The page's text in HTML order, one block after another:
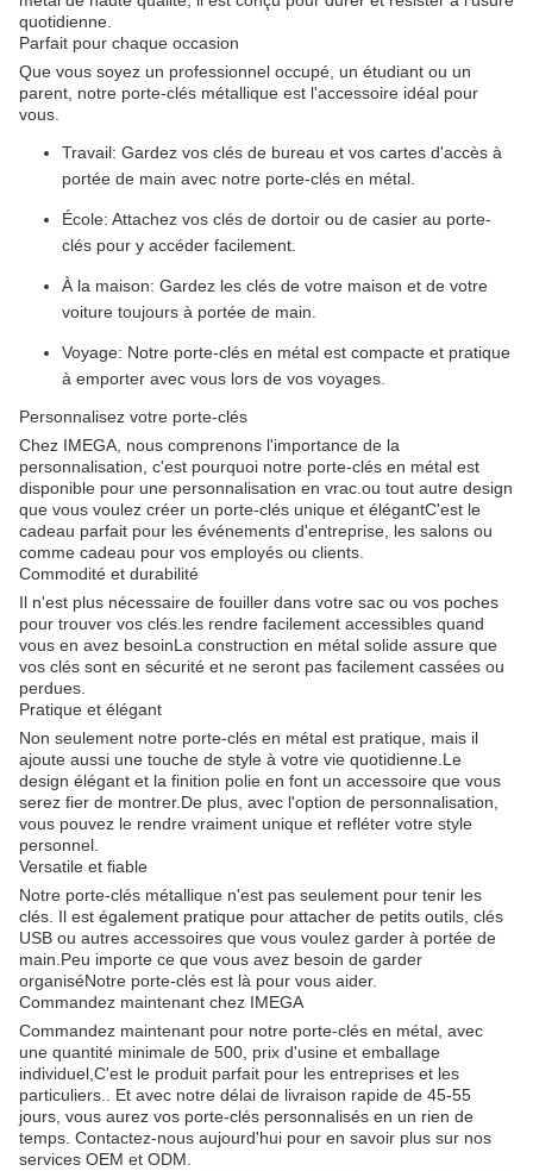
quotidienne.
Parfait pour chaque occasion
Que vous soyez un professionnel occupé, un étudiant ou un
parent, notre porte-clés métallique est l'accessoire idéal pour
vous.
Travail: Gardez vos clés de bureau et vos cartes d'accès à
portée de main avec notre porte-clés en métal.
École: Attachez vos clés de dortoir ou de casier au porte-
clés pour y accéder facilement.
À la maison: Gardez les clés de votre maison et de votre
voiture toujours à portée de main.
Voyage: Notre porte-clés en métal est compacte et pratique
à emporter avec vous lors de vos voyages.
Personnalisez votre porte-clés
Chez IMEGA, nous comprenons l'importance de la
personnalisation, c'est pourquoi notre porte-clés en métal est
disponible pour une personnalisation en vrac.ou tout autre design
que vous voulez créer un porte-clés unique et élégantC'est le
cadeau parfait pour les événements d'entreprise, les salons ou
comme cadeau pour vos employés ou clients.
Commodité et durabilité
Il n'est plus nécessaire de fouiller dans votre sac ou vos poches
pour trouver vos clés.les rendre facilement accessibles quand
vous en avez besoinLa construction en métal solide assure que
vos clés sont en sécurité et ne seront pas facilement cassées ou
perdues.
Pratique et élégant
Non seulement notre porte-clés en métal est pratique, mais il
ajoute aussi une touche de style à votre vie quotidienne.Le
design élégant et la finition polie en font un accessoire que vous
serez fier de montrer.De plus, avec l'option de personnalisation,
vous pouvez le rendre vraiment unique et refléter votre style
personnel.
Versatile et fiable
Notre porte-clés métallique n'est pas seulement pour tenir les
clés. Il est également pratique pour attacher de petits outils, clés
USB ou autres accessoires que vous voulez garder à portée de
main.Peu importe ce que vous avez besoin de garder
organiséNotre porte-clés est là pour vous aider.
Commandez maintenant chez IMEGA
Commandez maintenant pour notre porte-clés en métal, avec
une quantité minimale de 500, prix d'usine et emballage
individuel,C'est le produit parfait pour les entreprises et les
particuliers.. Et avec notre délai de livraison rapide de 45-55
jours, vous aurez vos porte-clés personnalisés en un rien de
temps. Contactez-nous aujourd'hui pour en savoir plus sur nos
services OEM et ODM.